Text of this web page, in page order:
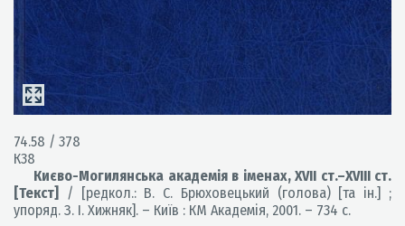
74.58 / 378
К38
Києво-Могилянська академія в іменах, XVII ст.–XVIII ст.
[Текст]
/ [редкол.: В. С. Брюховецький (голова) [та ін.] ;
упоряд. З. І. Хижняк]. – Київ : КМ Академія, 2001. – 734 с.